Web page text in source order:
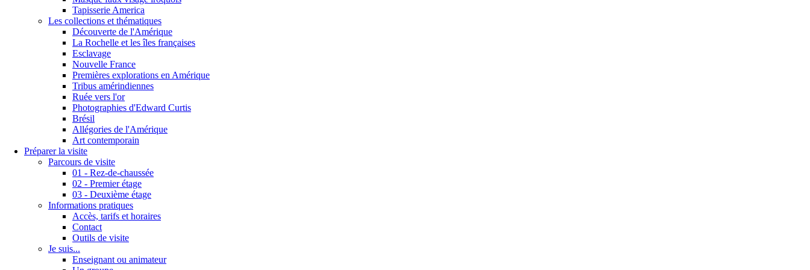
Tapisserie America
Les collections et thématiques
Découverte de l'Amérique
La Rochelle et les îles françaises
Esclavage
Nouvelle France
Premières explorations en Amérique
Tribus amérindiennes
Ruée vers l'or
Photographies d'Edward Curtis
Brésil
Allégories de l'Amérique
Art contemporain
Préparer la visite
Parcours de visite
01 - Rez-de-chaussée
02 - Premier étage
03 - Deuxième étage
Informations pratiques
Accès, tarifs et horaires
Contact
Outils de visite
Je suis...
Enseignant ou animateur